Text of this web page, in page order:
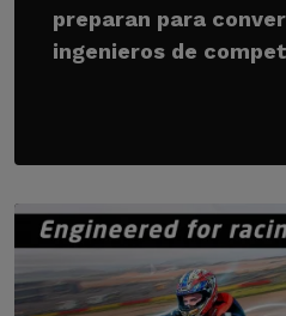
preparan para
ingenieros de